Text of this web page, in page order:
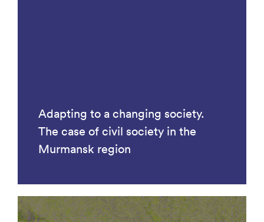
Adapting to a changing society.
The case of civil society in the
Murmansk region